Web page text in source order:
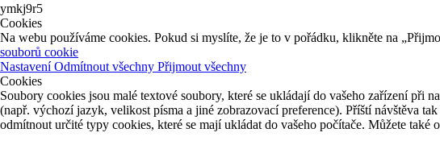
ymkj9r5
Cookies
Na webu používáme cookies. Pokud si myslíte, že je to v pořádku, klikněte na
souborů cookie
NastaveníOdmítnout všechny Přijmout všechny
Cookies
Soubory cookies jsou malé textové soubory, které se ukládají do vašeho zařízení při
(např. výchozí jazyk, velikost písma a jiné zobrazovací preference). Příští návštěva
odmítnout určité typy cookies, které se mají ukládat do vašeho počítače. Můžete